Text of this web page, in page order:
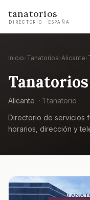
tanatorios
DIRECTORIO · ESPAÑA
Inicio› Tanatorios›Alicante›
Alicante · 1 tanatorio
Directorio de servicios
horarios, dirección y